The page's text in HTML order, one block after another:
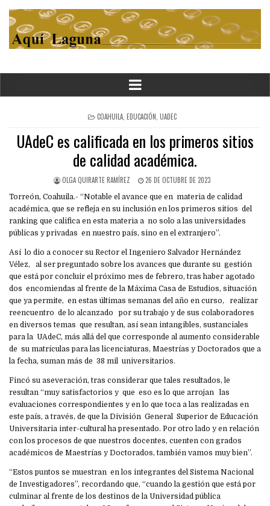
POSTED
IN
COAHUILA, EDUCACIÓN UADEC
UAdeC es calificada en los primeros sitios
de calidad académica.
OLGA QUIRARTE RAMÍREZ 26 DE OCTUBRE DE 2023
Torreón, Coahuila.- “Notable el avance que en materia de calidad
académica, que se refleja en su inclusión en los primeros sitios del
ranking que califica en esta materia a no solo a las universidades
públicas y privadas en nuestro país, sino en el extranjero”.
Así lo dio a conocer su Rector el Ingeniero Salvador Hernández
Vélez, al ser preguntado sobre los avances que durante su gestión
que está por concluir el próximo mes de febrero, tras haber agotado
dos encomiendas al frente de la Máxima Casa de Estudios, situación
que ya permite, en estas últimas semanas del año en curso, realizar
reencuentro de lo alcanzado por su trabajo y de sus colaboradores
en diversos temas que resultan, así sean intangibles, sustanciales
para la UAdeC, más allá del que corresponde al aumento considerable
de su matrículas para las licenciaturas, Maestrías y Doctorados que a
la fecha, suman más de 38 mil universitarios.
Fincó su aseveración, tras considerar que tales resultados, le
resultan “muy satisfactorios y que eso es lo que arrojan las
evaluaciones correspondientes y en lo que toca a las realizadas en
este país, a través, de que la División General Superior de Educación
Universitaria inter-cultural ha presentado. Por otro lado y en relación
con los procesos de que nuestros docentes, cuenten con grados
académicos de Maestrías y Doctorados, también vamos muy bien”.
“Estos puntos se muestran en los integrantes del Sistema Nacional
de Investigadores”, recordando que, “cuando la gestión que está por
culminar al frente de los destinos de la Universidad pública